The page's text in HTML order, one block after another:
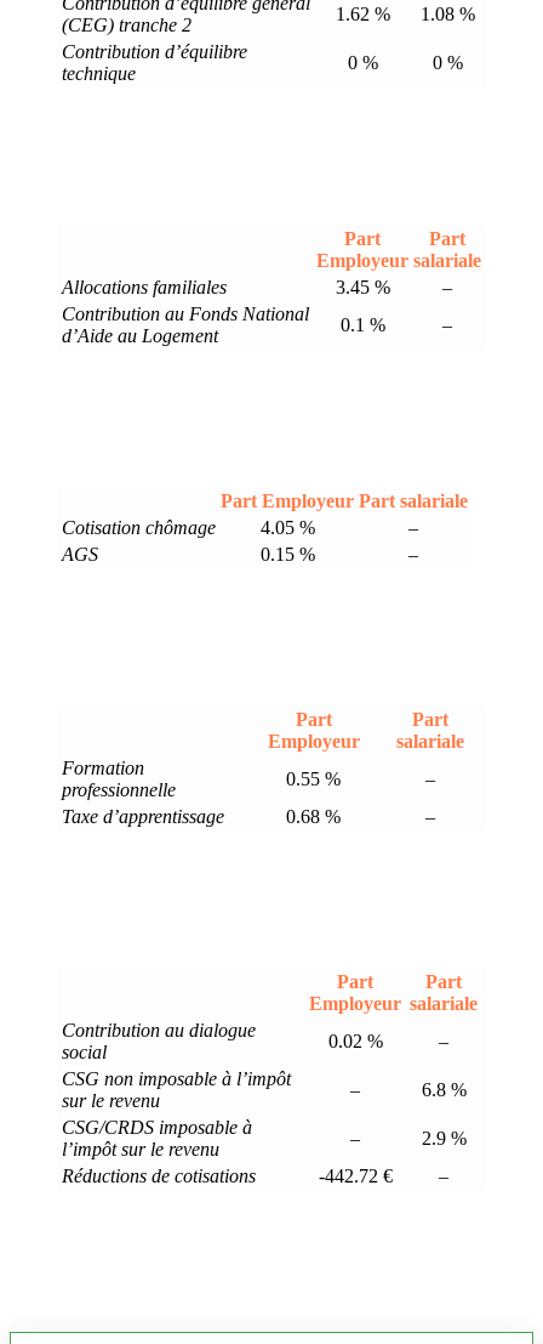
(CEG) tranche 2
1.62 %
1.08 %
Contribution d’équilibre
technique
0 % 0 %
Part
Employeur
Part
salariale
Allocations familiales
3.45 %
–
Contribution au Fonds National
d’Aide au Logement
0.1 % –
Part Employeur Part salariale
Cotisation chômage
4.05 %
–
AGS
0.15 % –
Part
Employeur
Part
salariale
Formation
professionnelle
0.55 %
–
Taxe d’apprentissage
0.68 % –
Part
Employeur
Part
salariale
Contribution au dialogue
social
0.02 %
–
CSG non imposable à l’impôt
sur le revenu
–
6.8 %
CSG/CRDS imposable à
l’impôt sur le revenu
–
2.9 %
Réductions de cotisations
-442.72 € –